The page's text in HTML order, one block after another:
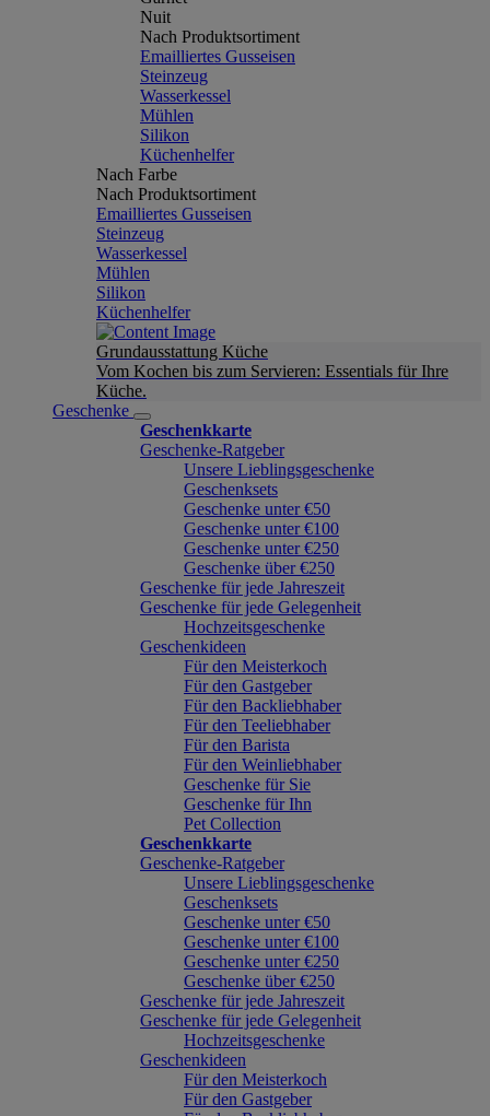
Nuit
Nach Produktsortiment
Emailliertes Gusseisen
Steinzeug
Wasserkessel
Mühlen
Silikon
Küchenhelfer
Nach Farbe
Nach Produktsortiment
Emailliertes Gusseisen
Steinzeug
Wasserkessel
Mühlen
Silikon
Küchenhelfer
Grundausstattung Küche
Vom Kochen bis zum Servieren: Essentials für Ihre
Küche.
Geschenke
Geschenkkarte
Geschenke-Ratgeber
Unsere Lieblingsgeschenke
Geschenksets
Geschenke unter €50
Geschenke unter €100
Geschenke unter €250
Geschenke über €250
Geschenke für jede Jahreszeit
Geschenke für jede Gelegenheit
Hochzeitsgeschenke
Geschenkideen
Für den Meisterkoch
Für den Gastgeber
Für den Backliebhaber
Für den Teeliebhaber
Für den Barista
Für den Weinliebhaber
Geschenke für Sie
Geschenke für Ihn
Pet Collection
Geschenkkarte
Geschenke-Ratgeber
Unsere Lieblingsgeschenke
Geschenksets
Geschenke unter €50
Geschenke unter €100
Geschenke unter €250
Geschenke über €250
Geschenke für jede Jahreszeit
Geschenke für jede Gelegenheit
Hochzeitsgeschenke
Geschenkideen
Für den Meisterkoch
Für den Gastgeber